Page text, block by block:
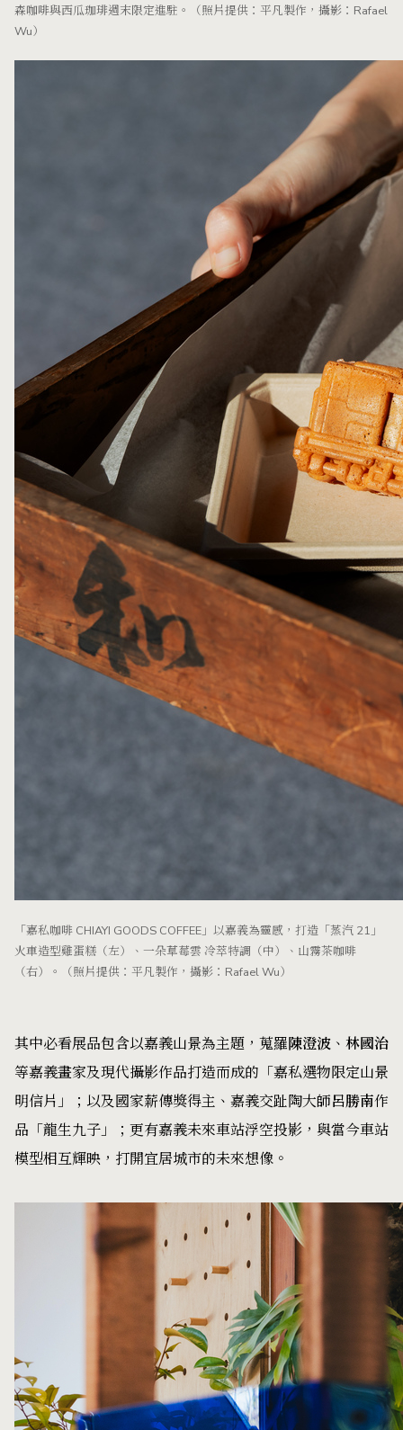
森咖啡與西瓜珈琲週末限定進駐。（照片提供：平凡製作，攝影：Rafael
Wu）
「嘉私咖啡 CHIAYI GOODS COFFEE」以嘉義為靈感，打造「蒸汽 21」
火車造型雞蛋糕（左）、一朵草莓雲 冷萃特調（中）、山霧茶咖啡
（右）。（照片提供：平凡製作，攝影：Rafael Wu）
其中必看展品包含以嘉義山景為主題，蒐羅陳澄波 、 林國治
等嘉義畫家及現代攝影作品打造而成的「嘉私選物限定山景
明信片」；以及國家薪傳獎得主、嘉義交趾陶大師呂勝南作
品「龍生九子」；更有嘉義未來車站浮空投影，與當今車站
模型相互輝映，打開宜居城市的未來想像。